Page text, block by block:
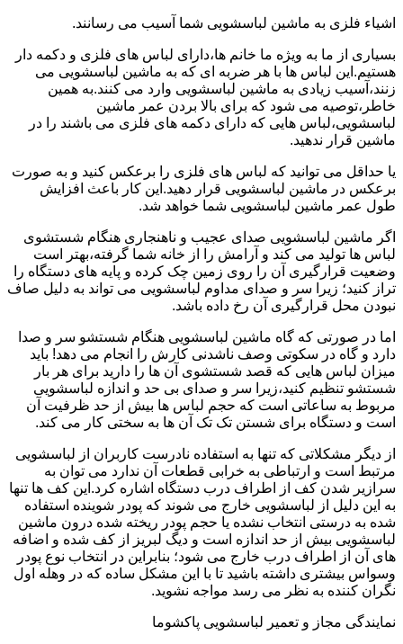
اشیاء فلزی به ماشین لباسشویی شما آسیب می رسانند.
بسیاری از ما به ویژه ما خانم ها،دارای لباس های فلزی و دکمه دار
هستیم.این لباس ها با هر ضربه ای که به ماشین لباسشویی می
زنند،آسیب زیادی به ماشین لباسشویی وارد می کنند.به همین
خاطر،توصیه می شود که برای بالا بردن عمر ماشین
لباسشویی،لباس هایی که دارای دکمه های فلزی می باشند را در
ماشین قرار ندهید.
یا حداقل می توانید که لباس های فلزی را برعکس کنید و به صورت
برعکس در ماشین لباسشویی قرار دهید.این کار باعث افزایش
طول عمر ماشین لباسشویی شما خواهد شد.
اگر ماشین لباسشویی صدای عجیب و ناهنجاری هنگام شستشوی
لباس ها تولید می کند و آرامش را از خانه شما گرفته،بهتر است
وضعیت قرارگیری آن را روی زمین چک کرده و پایه های دستگاه را
تراز کنید؛ زیرا سر و صدای مداوم لباسشویی می تواند به دلیل صاف
نبودن محل قرارگیری آن رخ داده باشد.
اما در صورتی که گاه ماشین لباسشویی هنگام شستشو سر و صدا
دارد و گاه در سکوتی وصف ناشدنی کارش را انجام می دهد! باید
میزان لباس هایی که قصد شستشوی آن ها را دارید برای هر بار
شستشو تنظیم کنید،زیرا سر و صدای بی حد و اندازه لباسشویی
مربوط به ساعاتی است که حجم لباس ها بیش از حد ظرفیت آن
است و دستگاه برای شستن تک تک آن ها به سختی کار می کند.
از دیگر مشکلاتی که تنها به استفاده نادرست کاربران از لباسشویی
مرتبط است و ارتباطی به خرابی قطعات آن ندارد می توان به
سرازیر شدن کف از اطراف درب دستگاه اشاره کرد.این کف ها تنها
به این دلیل از لباسشویی خارج می شوند که پودر شوینده استفاده
شده به درستی انتخاب نشده یا حجم پودر ریخته شده درون ماشین
لباسشویی بیش از حد اندازه است و دیگ لبریز از کف شده و اضافه
های آن از اطراف درب خارج می شود؛ بنابراین در انتخاب نوع پودر
وسواس بیشتری داشته باشید تا با این مشکل ساده که در وهله اول
نگران کننده به نظر می رسد مواجه نشوید.
نمایندگی مجاز و تعمیر لباسشویی پاکشوما